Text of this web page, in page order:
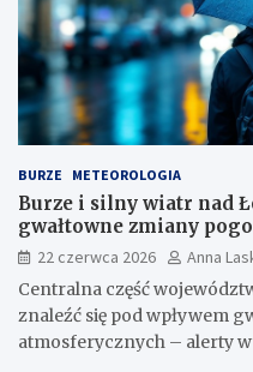
BURZE METEOROLOGIA
Burze i silny wiatr nad
gwałtowne zmiany
22 czerwca 2026
Anna
Centralna część
znaleźć się pod wpływem
atmosferycznych – alerty